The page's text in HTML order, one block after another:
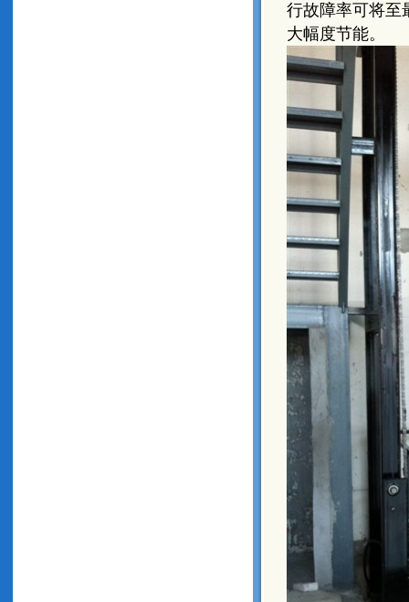
行故障率可将至
大幅度节能。